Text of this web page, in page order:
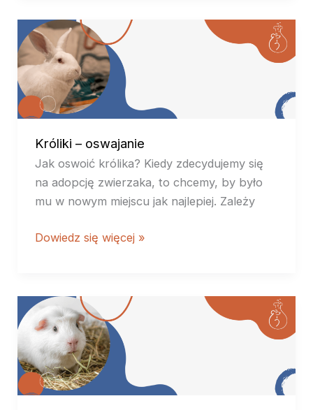
Króliki – oswajanie
Jak oswoić królika? Kiedy zdecydujemy się
na adopcję zwierzaka, to chcemy, by było
mu w nowym miejscu jak najlepiej. Zależy
Króliki
–
oswajanie
Dowiedz się więcej »
Świnki
morskie
żywienie